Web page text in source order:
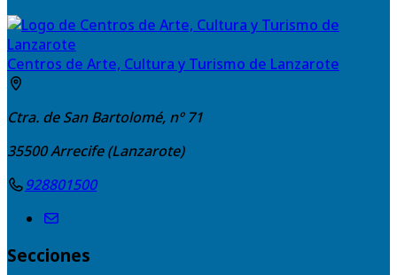
Centros de Arte, Cultura y Turismo de Lanzarote
Ctra. de San Bartolomé, nº 71
35500Arrecife (Lanzarote)
928801500
Secciones